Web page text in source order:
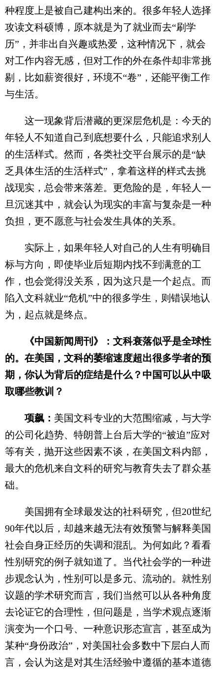
种程度上是被自己建构出来的。很多年轻人选择
攻读文科硕博，原本就是为了就业而去“刷学
历”，并非出自兴趣或热爱，这种情况下，就会
对工作内容无感，但对工作的外在条件却非常挑
剔，比如薪资很好，环境不“卷”，还能平衡工作
与生活。
这一现象背后潜藏的更深层危机是：今天的
年轻人不知道自己到底想要什么，只能追求别人
的生活样式。然而，各类社交平台展示的是“缺
乏具体生活的生活样式”，拿着这样的样式去挑
战现实，总会带来落差。更危险的是，年轻人一
旦沉迷其中，就会认为现实的丰富与复杂是一种
负担，更不愿意与社会发生具体的关系。
实际上，如果年轻人对自己的人生有明确目
标与方向，即使毕业后短期内找不到满意的工
作，也会觉得没关系，因为这只是一个起点。而
陷入文科就业“危机”中的很多学生，则错误地认
为，起点就是终点。
《中国新闻周刊》：文科衰落似乎是全球性
的。在美国，文科的萎缩速度超出很多学者的预
期，你认为背后的症结是什么？中国可以从中吸
取哪些教训？
项飙： 美国文科专业的大范围缩减，与大学
的公司化趋势、特朗普上台后大学的“被迫”应对
等有关，抛开这些因素不谈，在美国文科内部，
最大的危机来自文科的研究与教育失去了群众基
础。
美国拥有全球最发达的社科研究，但20世纪
90年代以后，却越来越无法有效预警与解释美国
社会自身正经历的失调和混乱。为何如此？看看
性别研究的例子就知道了。当代社会学的一种进
步观念认为，性别可以是多元、流动的。就性别
议题的学术研究而言，我们当然可以从各种角度
去论证它的合理性，但问题是，当学术观点逐渐
演变为一个口号、一种意识形态宣言，甚至成为
某种“身份政治”，对美国社会多数中下层白人而
言，会认为这是对其生活经验中遵循的基本道德